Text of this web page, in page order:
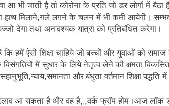
आ भी जाती है तो कोरोना के प्रति जो डर लोगों में
हाथ मिलाने,गले लगने के चलन में भी कमी आयेगी।
देगा तथा अनावश्यक यात्रा को प्रतिबंधित करेगा।
हमें ऐसी शिक्षा चाहिये जो बच्चों और युवाओं को
में सुधार के लिये नेतृत्व लेने की क्षमता
और बंधुता वर्तमान शिक्षा
आ सकता है और वह है,,,वर्क फ्रॉम होम।आज लॉक